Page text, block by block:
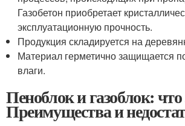
Газобетон приобретает
эксплуатационную прочность.
Продукция складируется на
Материал герметично защищается
влаги.
Пеноблок и газоблок:
Преимущества и